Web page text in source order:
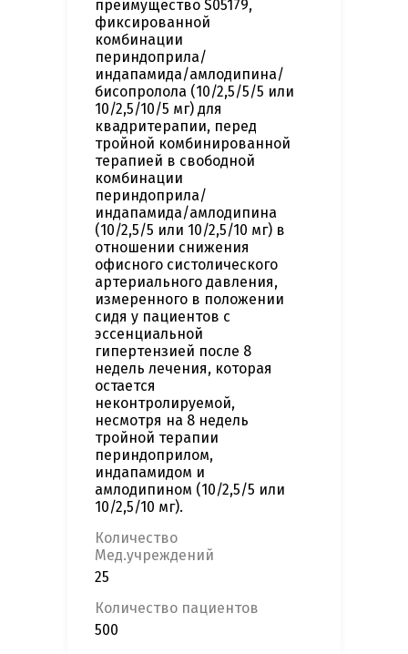
преимущество S05179,
фиксированной
комбинации
периндоприла/
индапамида/амлодипина/
бисопролола (10/2,5/5/5 или
10/2,5/10/5 мг) для
квадритерапии, перед
тройной комбинированной
терапией в свободной
комбинации
периндоприла/
индапамида/амлодипина
(10/2,5/5 или 10/2,5/10 мг) в
отношении снижения
офисного систолического
артериального давления,
измеренного в положении
сидя у пациентов с
эссенциальной
гипертензией после 8
недель лечения, которая
остается
неконтролируемой,
несмотря на 8 недель
тройной терапии
периндоприлом,
индапамидом и
амлодипином (10/2,5/5 или
10/2,5/10 мг).
Количество
Мед.учреждений
25
Количество пациентов
500